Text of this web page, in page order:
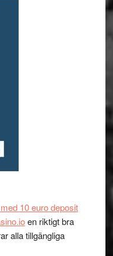
10 euro deposit
en riktigt bra
alla tillgängliga